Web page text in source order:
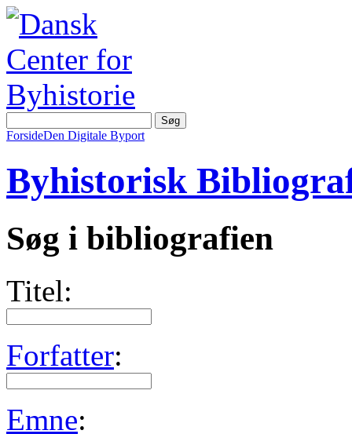
ForsideDen Digitale Byport
Byhistorisk
Søg i bibliografien
Titel:
Forfatter:
Emne: